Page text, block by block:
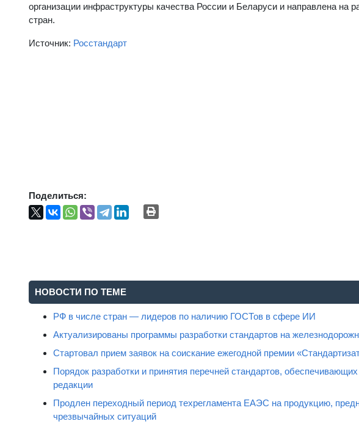
организации инфраструктуры качества России и Беларуси и направлена на
стран.
Источник: Росстандарт
Поделиться:
НОВОСТИ ПО ТЕМЕ
РФ в числе стран — лидеров по наличию ГОСТов в сфере ИИ
Актуализированы программы разработки стандартов на
Стартовал прием заявок на соискание ежегодной премии
Порядок разработки и принятия перечней стандартов,
редакции
Продлен переходный период техрегламента ЕАЭС на продукцию,
чрезвычайных ситуаций